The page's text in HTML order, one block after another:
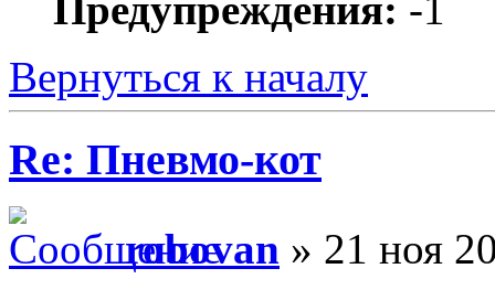
Предупреждения: -1
Вернуться к началу
Re: Пневмо-кот
robovan » 21 ноя